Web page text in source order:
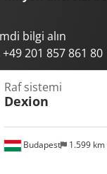
bilgi alın
+49 201 857 861 80
Budapest 1.599 km
Raf sistemi
Dexion